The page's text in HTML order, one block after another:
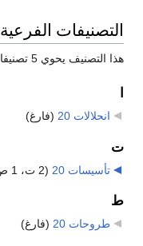
التصنيفات الفرعية
هذا التصنيف يحوي 5 تصنيفات فرعية، من إجمالي 5.
انحلالات 20 (فارغ)
ت
تأسيسات 20 (2 ت، 1 ص)
ط
طروحات 20 (فارغ)